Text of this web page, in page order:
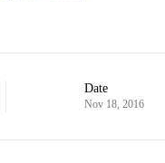
Date
Nov 18, 2016